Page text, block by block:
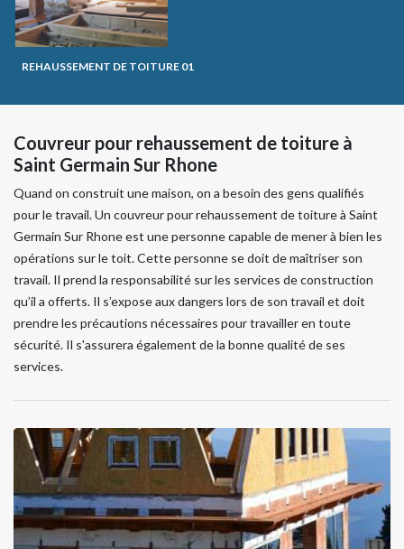
REHAUSSEMENT DE TOITURE 01
Couvreur pour rehaussement de toiture à
Saint Germain Sur Rhone
Quand on construit une maison, on a besoin des gens qualifiés
pour le travail. Un couvreur pour rehaussement de toiture à Saint
Germain Sur Rhone est une personne capable de mener à bien les
opérations sur le toit. Cette personne se doit de maîtriser son
travail. Il prend la responsabilité sur les services de construction
qu’il a offerts. Il s’expose aux dangers lors de son travail et doit
prendre les précautions nécessaires pour travailler en toute
sécurité. Il s'assurera également de la bonne qualité de ses
services.